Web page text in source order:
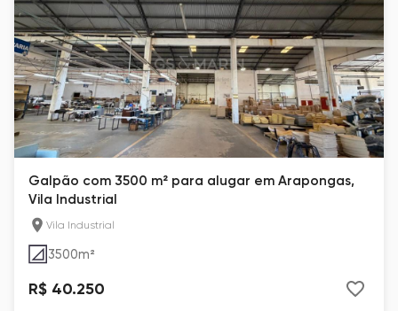
Galpão com 3500 m² para alugar em Arapongas,
Vila Industrial
Vila Industrial
3500m²
R$ 40.250